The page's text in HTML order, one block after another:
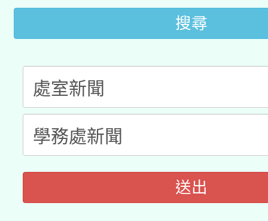
接種對象擴大為「滿6
接種之民眾」措施，延
月28日止
搜尋
送出